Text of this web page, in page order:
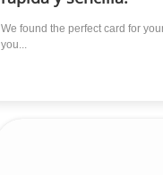
We found the perfect card for
you...